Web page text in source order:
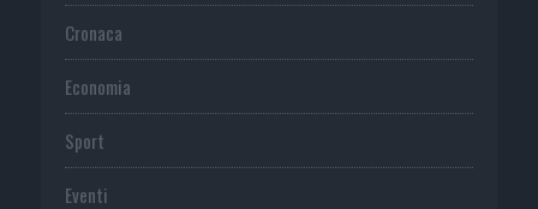
Cronaca
Economia
Sport
Eventi